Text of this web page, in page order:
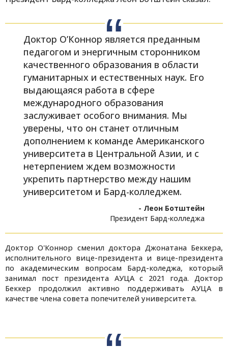
Доктор О’Коннор является преданным
педагогом и энергичным сторонником
качественного образования в области
гуманитарных и естественных наук. Его
выдающаяся работа в сфере
международного образования
заслуживает особого внимания. Мы
уверены, что он станет отличным
дополнением к команде Американского
университета в Центральной Азии, и с
нетерпением ждем возможности
укрепить партнерство между нашим
университетом и Бард-колледжем.
- Леон Ботштейн
Президент Бард-колледжа
Доктор О'Коннор сменил доктора Джонатана Беккера,
исполнительного вице-президента и вице-президента
по академическим вопросам Бард-коледжа, который
занимал пост президента АУЦА с 2021 года. Доктор
Беккер продолжил активно поддерживать АУЦА в
качестве члена совета попечителей университета.